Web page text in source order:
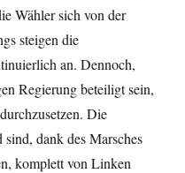
Wähler sich von der
steigen die
an. Dennoch,
Regierung beteiligt sein,
Die
dank des Marsches
komplett von Linken